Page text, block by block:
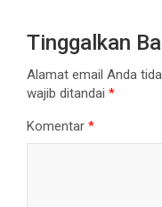
Tinggalkan
Alamat email Anda
wajib ditandai *
Komentar *